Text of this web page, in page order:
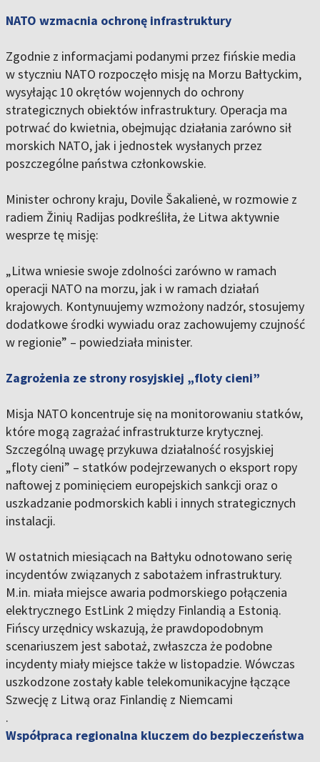
NATO wzmacnia ochronę infrastruktury
Zgodnie z informacjami podanymi przez fińskie media
w styczniu NATO rozpoczęło misję na Morzu Bałtyckim,
wysyłając 10 okrętów wojennych do ochrony
strategicznych obiektów infrastruktury. Operacja ma
potrwać do kwietnia, obejmując działania zarówno sił
morskich NATO, jak i jednostek wysłanych przez
poszczególne państwa członkowskie.
Minister ochrony kraju, Dovile Šakalienė, w rozmowie z
radiem Žinių Radijas podkreśliła, że Litwa aktywnie
wesprze tę misję:
„Litwa wniesie swoje zdolności zarówno w ramach
operacji NATO na morzu, jak i w ramach działań
krajowych. Kontynuujemy wzmożony nadzór, stosujemy
dodatkowe środki wywiadu oraz zachowujemy czujność
w regionie” – powiedziała minister.
Zagrożenia ze strony rosyjskiej „floty cieni”
Misja NATO koncentruje się na monitorowaniu statków,
które mogą zagrażać infrastrukturze krytycznej.
Szczególną uwagę przykuwa działalność rosyjskiej
„floty cieni” – statków podejrzewanych o eksport ropy
naftowej z pominięciem europejskich sankcji oraz o
uszkadzanie podmorskich kabli i innych strategicznych
instalacji.
W ostatnich miesiącach na Bałtyku odnotowano serię
incydentów związanych z sabotażem infrastruktury.
M.in. miała miejsce awaria podmorskiego połączenia
elektrycznego EstLink 2 między Finlandią a Estonią.
Fińscy urzędnicy wskazują, że prawdopodobnym
scenariuszem jest sabotaż, zwłaszcza że podobne
incydenty miały miejsce także w listopadzie. Wówczas
uszkodzone zostały kable telekomunikacyjne łączące
Szwecję z Litwą oraz Finlandię z Niemcami
.
Współpraca regionalna kluczem do bezpieczeństwa